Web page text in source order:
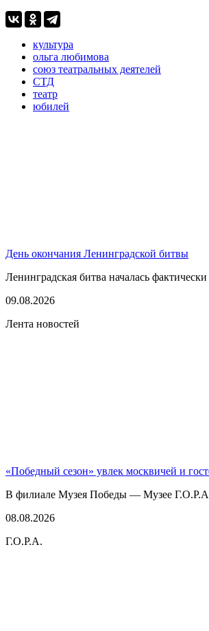
культура
ольга любимова
союз театральных деятелей
СТД
театр
юбилей
День окончания Ленинградской битвы
Ленинградская битва началась
09.08.2026
Лента новостей
«Победный сезон» увлек москвичей и
В филиале Музея Победы — Музее
08.08.2026
Г.О.Р.А.